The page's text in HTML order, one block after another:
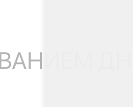
ДНЯ